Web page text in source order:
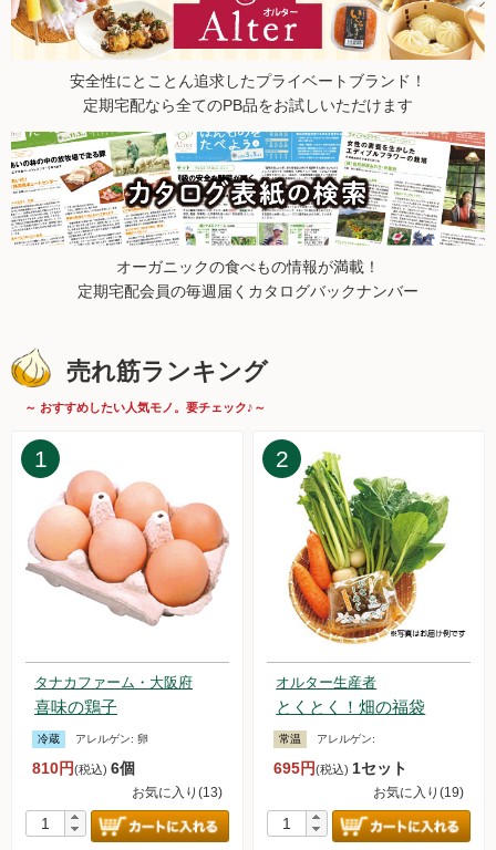
2025.7.26【毎週土曜日更新！】品ものアイテムを更新しまし
た。
2025.7.19【毎週土曜日更新！】品ものアイテムを更新しまし
2025.7.12【毎週土曜日更新！】品ものアイテムを更新しまし
た。
2025.7.5【毎週土曜日更新！】品ものアイテムを更新しまし
た。
2025.6.28【毎週土曜日更新！】品ものアイテムを更新しまし
た。
2025.6.21【毎週土曜日更新！】品ものアイテムを更新しまし
2025.6.7【毎週土曜日更新！】品ものアイテムを更新しまし
た。
2025.5.31【毎週土曜日更新！】品ものアイテムを更新しまし
2025.5.24【毎週土曜日更新！】品ものアイテムを更新しまし
た。
2025.5.17【毎週土曜日更新！】品ものアイテムを更新しまし
た。
2025.5.10【毎週土曜日更新！】品ものアイテムを更新しまし
た。
2025.5.9 日本全国お取り寄せ手帖でオルターの「無添加アイ
スキャンデー＆アイスクリームセット」が紹介されました。
2025.5.3【毎週土曜日更新！】品ものアイテムを更新しまし
2025.4.26【毎週土曜日更新！】品ものアイテムを更新しまし
た。
2025.4.19【毎週土曜日更新！】品ものアイテムを更新しまし
た。
2025.4.12【毎週土曜日更新！】品ものアイテムを更新しまし
た。
2025.4.5【毎週土曜日更新！】品ものアイテムを更新しまし
安全性にとことん追求したプライベートブランド！
定期宅配なら全てのPB品をお試しいただけます
オーガニックの食べもの情報が満載！
定期宅配会員の毎週届くカタログバックナンバー
売れ筋ランキング
～ おすすめしたい人気モノ。要チェック♪～
1
タナカファーム・大阪府
喜味の鶏子
冷蔵 アレルゲン: 卵
810円(税込) 6個
お気に入り(13)
2
オルター生産者
とくとく！畑の福袋
常温 アレルゲン:
695円(税込) 1セット
お気に入り(19)